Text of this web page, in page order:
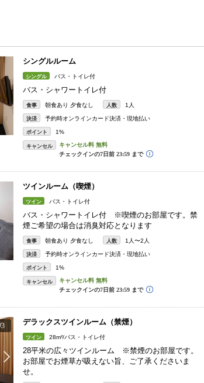
シングルルーム
シングル バス・トイレ付
バス・シャワートイレ付
食事 朝食あり 夕食なし 人数 1人
決済 予約時オンラインカード決済・現地払い
ポイント 1%
キャンセル
ツインルーム（喫煙）
ツイン バス・トイレ付
バス・シャワートイレ付 ※喫煙のお部屋です。禁
煙ご希望の場合は消臭対応となります
食事 朝食あり 夕食なし 人数 1人〜2人
決済 予約時オンラインカード決済・現地払い
ポイント 1%
キャンセル
3 デラックスツインルーム（禁煙）
ツイン 28m²/バス・トイレ付
28平米の広々ツインルーム ※禁煙のお部屋です。
お部屋でお煙草が吸えない旨、ご了承くださいま
せ。